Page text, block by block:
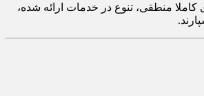
منطقی، تنوع در خدمات ارائه شده،